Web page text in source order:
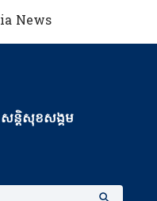
សន្តិសុខសង្គម